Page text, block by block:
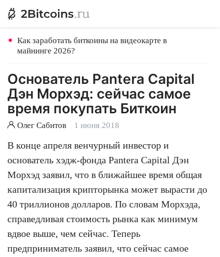
Как заработать биткоины на видеокарте в
майнинге 2026?
Основатель Pantera Capital
Дэн Морхэд: сейчас самое
время покупать Биткоин
Олег Сабитов 1 июня 2018
В конце апреля венчурный инвестор и
основатель хэдж-фонда Pantera Capital Дэн
Морхэд заявил, что в ближайшее время общая
капитализация крипторынка может вырасти до
40 триллионов долларов. По словам Морхэда,
справедливая стоимость рынка как минимум
вдвое выше, чем сейчас. Теперь
предприниматель заявил, что сейчас самое